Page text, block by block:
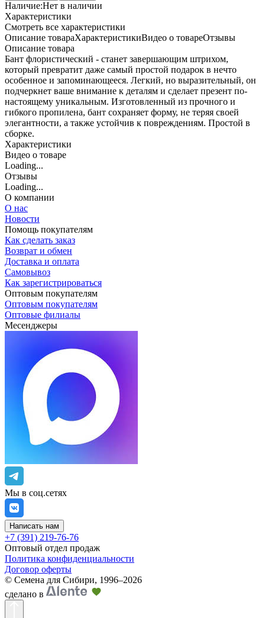
Наличие:Нет в наличии
Характеристики
Cмотреть все характеристики
Описание товараХарактеристикиВидео о товареОтзывы
Описание товара
Бант флористический - станет завершающим штрихом,
который превратит даже самый простой подарок в нечто
особенное и запоминающееся. Легкий, но выразительный, он
подчеркнет ваше внимание к деталям и сделает презент по-
настоящему уникальным. Изготовленный из прочного и
гибкого пропилена, бант сохраняет форму, не теряя своей
элегантности, а также устойчив к повреждениям. Простой в
сборке.
Характеристики
Видео о товаре
Loading...
Отзывы
Loading...
О компании
О нас
Новости
Помощь покупателям
Как сделать заказ
Возврат и обмен
Доставка и оплата
Самовывоз
Как зарегистрироваться
Оптовым покупателям
Оптовым покупателям
Оптовые филиалы
Месенджеры
Мы в соц.сетях
Написать нам
+7 (391) 219-76-76
Оптовый отдел продаж
Политика конфиденциальности
Договор оферты
© Семена для Сибири, 1996–2026
сделано в